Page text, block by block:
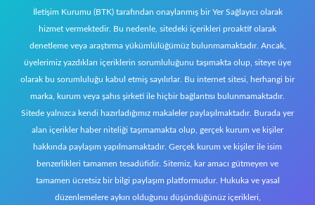
İletişim Kurumu (BTK) tarafından onaylanmış bir Yer Sağlayıcı olarak
hizmet vermektedir. Bu nedenle, sitedeki içerikleri proaktif olarak
denetleme veya araştırma yükümlülüğümüz bulunmamaktadır. Ancak,
üyelerimiz yazdıkları içeriklerin sorumluluğunu taşımakta olup, siteye üye
olarak bu sorumluluğu kabul etmiş sayılırlar. Bu internet sitesi, herhangi bir
marka, kurum veya şahıs şirketi ile hiçbir bağlantısı bulunmamaktadır.
Sitede yalnızca kendi hazırladığımız makaleler paylaşılmaktadır. Burada yer
alan içerikler haber niteliği taşımamakta olup, gerçek kurum ve kişiler
hakkında paylaşım yapılmamaktadır. Gerçek kurum ve kişiler ile isim
benzerlikleri tamamen tesadüfidir. Sitemiz, kar amacı gütmeyen ve
tamamen ücretsiz bir bilgi paylaşım platformudur. Hukuka ve yasal
düzenlemelere aykırı olduğunu düşündüğünüz içerikleri,